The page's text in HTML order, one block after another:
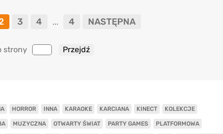
3 4 ... 4 NASTĘPNA
strony
HORROR INNA KARAOKE KARCIANA KINECT KOLEKCJE
MUZYCZNA OTWARTY ŚWIAT PARTY GAMES PLATFORMOWA